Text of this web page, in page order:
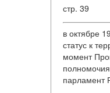
стр. 39
в октябре
статус к
момент
парламент